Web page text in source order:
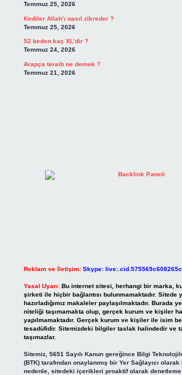
Temmuz 25, 2026
Kediler Allah’ı nasıl zikreder ?
Temmuz 25, 2026
52 beden kaç XL’dir ?
Temmuz 24, 2026
Arapça teraib ne demek ?
Temmuz 21, 2026
Reklam ve İletişim: Skype:
Yasal Uyarı: Bu internet sitesi, herhangi bir marka,
şirketi ile hiçbir bağlantısı bulunmamaktadır. Sitede
hazırladığımız makaleler paylaşılmaktadır. Burada
niteliği taşımamakta olup, gerçek kurum ve kişiler
yapılmamaktadır. Gerçek kurum ve kişiler ile isim
tesadüfidir. Sitemizdeki bilgiler taslak halindedir ve
taşımazlar.
Sitemiz, 5651 Sayılı Kanun gereğince Bilgi
(BTK) tarafından onaylanmış bir Yer Sağlayıcı
nedenle, sitedeki içerikleri proaktif olarak denetleme